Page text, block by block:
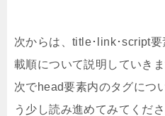
次からは、title･link･script
載順について説明していきま
次でhead要素内のタグにつ
う少し読み進めてみてくださ